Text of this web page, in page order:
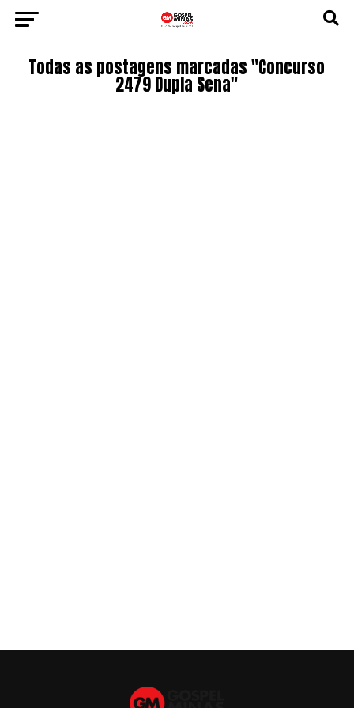
Todas as postagens marcadas "Concurso
2479 Dupla Sena"